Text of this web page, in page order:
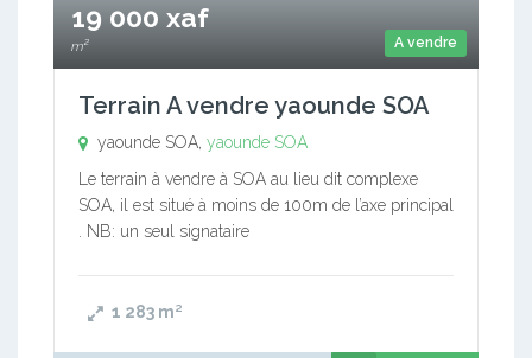
A vendre
19 000 xaf
m²
Terrain A vendre yaounde SOA
yaounde SOA, yaounde SOA
Le terrain à vendre à SOA au lieu dit complexe
SOA, il est situé à moins de 100m de l’axe principal
. NB: un seul signataire
1 283 m²